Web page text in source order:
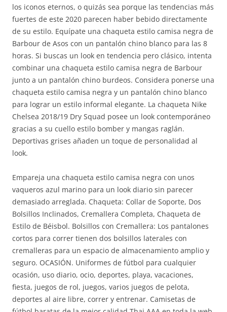
los iconos eternos, o quizás sea porque las tendencias más
fuertes de este 2020 parecen haber bebido directamente
de su estilo. Equípate una chaqueta estilo camisa negra de
Barbour de Asos con un pantalón chino blanco para las 8
horas. Si buscas un look en tendencia pero clásico, intenta
combinar una chaqueta estilo camisa negra de Barbour
junto a un pantalón chino burdeos. Considera ponerse una
chaqueta estilo camisa negra y un pantalón chino blanco
para lograr un estilo informal elegante. La chaqueta Nike
Chelsea 2018/19 Dry Squad posee un look contemporáneo
gracias a su cuello estilo bomber y mangas raglán.
Deportivas grises añaden un toque de personalidad al
look.
Empareja una chaqueta estilo camisa negra con unos
vaqueros azul marino para un look diario sin parecer
demasiado arreglada. Chaqueta: Collar de Soporte, Dos
Bolsillos Inclinados, Cremallera Completa, Chaqueta de
Estilo de Béisbol. Bolsillos con Cremallera: Los pantalones
cortos para correr tienen dos bolsillos laterales con
cremalleras para un espacio de almacenamiento amplio y
seguro. OCASIÓN. Uniformes de fútbol para cualquier
ocasión, uso diario, ocio, deportes, playa, vacaciones,
fiesta, juegos de rol, juegos, varios juegos de pelota,
deportes al aire libre, correr y entrenar. Camisetas de